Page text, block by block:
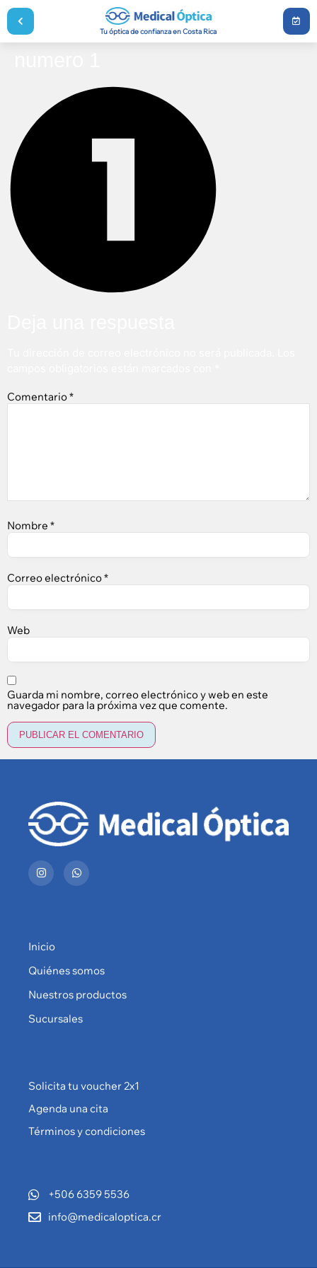
Tu óptica de confianza en Costa Rica
Comentario*
Nombre *
Correo electrónico*
Web
Guarda mi nombre, correo electrónico y web en este
navegador para la próxima vez que comente.
Inicio
Quiénes somos
Nuestros productos
Sucursales
Solicita tu voucher 2x1
Agenda una cita
Términos y condiciones
+506 6359 5536
info@medicaloptica.cr